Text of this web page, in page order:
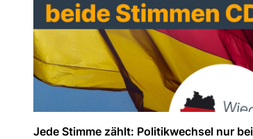
Jede Stimme zählt: Politikwechsel nur